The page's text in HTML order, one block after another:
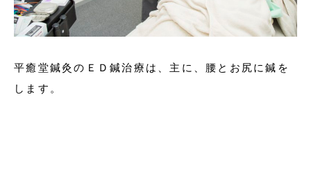
平癒堂鍼灸のＥＤ鍼治療は、主に、腰とお尻に鍼を
します。